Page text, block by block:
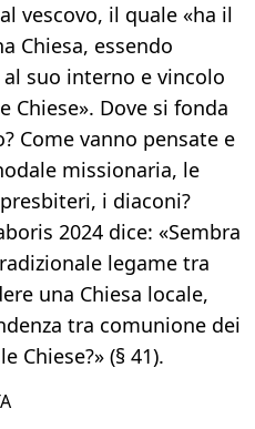
vescovo, il quale «ha il
Chiesa, essendo
suo interno e vincolo
Dove si fonda
Come vanno pensate e
missionaria, le
i diaconi?
2024 dice: «Sembra
legame tra
una Chiesa locale,
tra comunione dei
Chiese?» (§ 41).